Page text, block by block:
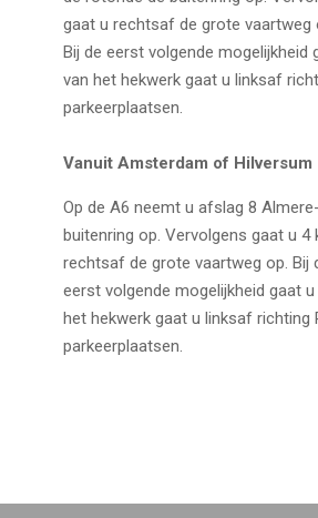
gaat u rechtsaf de grote vaartweg
Bij de eerst volgende
van het hekwerk gaat u linksaf
parkeerplaatsen.
Vanuit Amsterdam of Hilversum
Op de A6 neemt u afslag 8
buitenring op. Vervolgens gaat u
rechtsaf de grote vaartweg op. Bij
eerst volgende mogelijkheid gaat
het hekwerk gaat u linksaf richting
parkeerplaatsen.